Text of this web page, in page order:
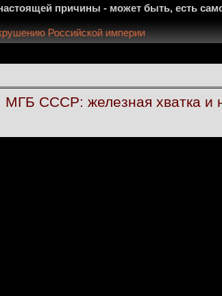
причины - может быть, есть
крушению Российской империи
СССР: железная хватка и